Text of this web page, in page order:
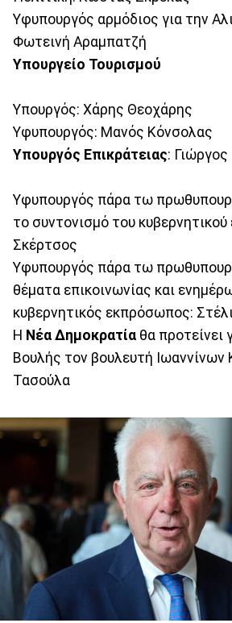
Υφυπουργός αρμόδιος για την
Φωτεινή Αραμπατζή
Υπουργείο Τουρισμού
Υπουργός: Χάρης Θεοχάρης
Υφυπουργός: Μανός Κόνσολας
Υπουργός Επικράτειας: Γιώργος
Υφυπουργός πάρα τω
το συντονισμό του κυβερνητικού
Σκέρτσος
Υφυπουργός πάρα τω
θέματα επικοινωνίας και
κυβερνητικός εκπρόσωπος:
Η Νέα Δημοκρατία θα προτείνει
Βουλής τον βουλευτή Ιωαννίνων
Τασούλα